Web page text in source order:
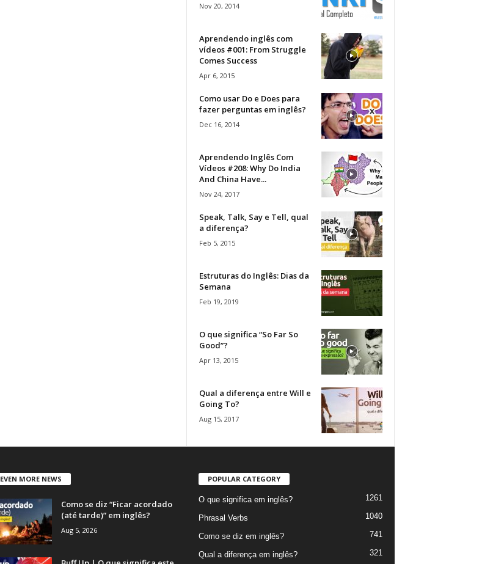
Nov 20, 2014
Aprendendo inglês com
vídeos #001: From Struggle
Comes Success
Apr 6, 2015
Como usar Do e Does para
fazer perguntas em inglês?
Dec 16, 2014
Aprendendo Inglês Com
Vídeos #208: Why Do India
And China Have...
Nov 24, 2017
Speak, Talk, Say e Tell, qual
a diferença?
Feb 5, 2015
Estruturas do Inglês: Dias da
Semana
Feb 19, 2019
O que significa “So Far So
Good”?
Apr 13, 2015
Qual a diferença entre Will e
Going To?
Aug 15, 2017
EVEN MORE NEWS
Como se diz “Ficar acordado
(até tarde)” em inglês?
Aug 5, 2026
POPULAR CATEGORY
O que significa em inglês? 1261
Phrasal Verbs 1040
Como se diz em inglês? 741
Qual a diferença em inglês? 321